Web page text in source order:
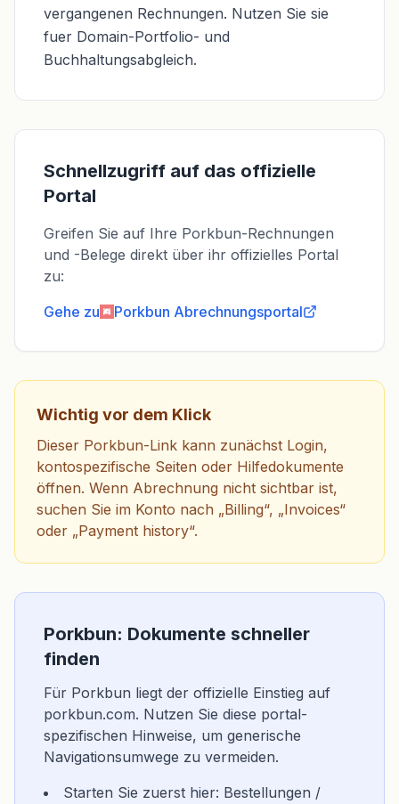
vergangenen Rechnungen. Nutzen Sie sie
fuer Domain-Portfolio- und
Buchhaltungsabgleich.
Schnellzugriff auf das offizielle
Portal
Greifen Sie auf Ihre Porkbun-Rechnungen
und -Belege direkt über ihr offizielles Portal
zu:
Gehe zu
Porkbun Abrechnungsportal
Wichtig vor dem Klick
Dieser Porkbun-Link kann zunächst Login,
kontospezifische Seiten oder Hilfedokumente
öffnen. Wenn Abrechnung nicht sichtbar ist,
suchen Sie im Konto nach „Billing“, „Invoices“
oder „Payment history“.
Porkbun: Dokumente schneller
finden
Für Porkbun liegt der offizielle Einstieg auf
porkbun.com. Nutzen Sie diese portal-
spezifischen Hinweise, um generische
Navigationsumwege zu vermeiden.
Starten Sie zuerst hier: Bestellungen /